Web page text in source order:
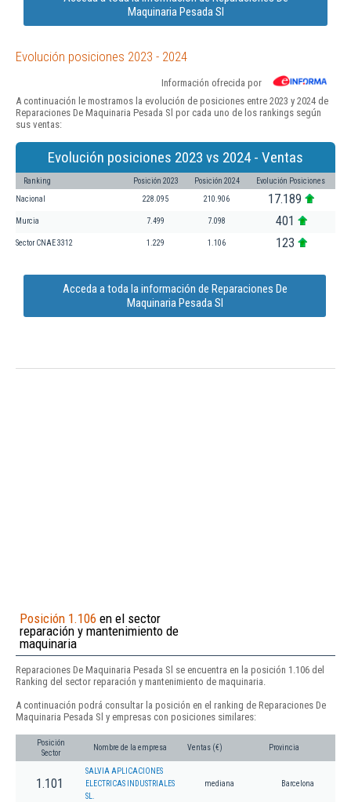
Maquinaria Pesada Sl
Evolución posiciones 2023 - 2024
Información ofrecida por
A continuación le mostramos la evolución de posiciones entre 2023 y 2024 de
Reparaciones De Maquinaria Pesada Sl por cada uno de los rankings según
sus ventas:
Evolución posiciones 2023 vs 2024 - Ventas
Ranking Posición 2023 Posición 2024 Evolución Posiciones
Nacional 228.095 210.906 17.189
Murcia 7.499 7.098 401
Sector CNAE 3312 1.229 1.106 123
Acceda a toda la información de Reparaciones De
Maquinaria Pesada Sl
Posición 1.106 en el sector
reparación y mantenimiento de
maquinaria
Reparaciones De Maquinaria Pesada Sl se encuentra en la posición 1.106 del
Ranking del sector reparación y mantenimiento de maquinaria.
A continuación podrá consultar la posición en el ranking de Reparaciones De
Maquinaria Pesada Sl y empresas con posiciones similares:
Posición
Sector
Nombre de la empresa Ventas (€) Provincia
1.101
SALVIA APLICACIONES
ELECTRICAS INDUSTRIALES
SL.
mediana Barcelona